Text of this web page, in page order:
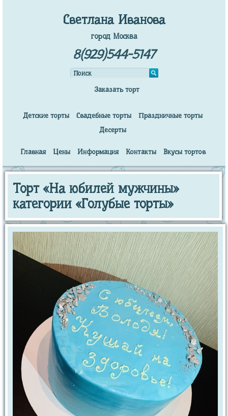
Светлана Иванова
город Москва
8(929)544-5147
Заказать торт
Детские торты Свадебные торты
Праздничные торты
Десерты
Главная Цены Информация Контакты Вкусы тортов
Торт «На юбилей мужчины»
категории «Голубые торты»